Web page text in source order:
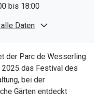
bis 18:00
bis 18:00
bis 18:00
bis 18:00
bis 18:00
bis 18:00
Daten
der Parc de Wesserling
das Festival des
bei der
Gärten entdeckt